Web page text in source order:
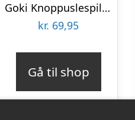
Goki Knoppuslespil – Afrikanske Dyreunger – Træ – 8 Brikker
kr. 69,95
Gå til shop